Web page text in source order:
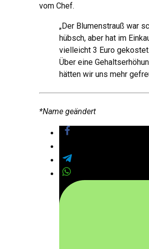
vom Chef.
„Der Blumenstrauß war
hübsch, aber hat im
vielleicht 3 Euro gekostet.
Über eine
hätten wir uns mehr
*Name geändert